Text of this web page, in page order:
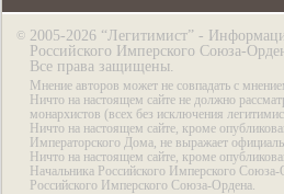
© 2005-2026 “Легитимист” -
Российского Имперского Союза-
Все права защищены.
Мнение авторов может не совпадать с
Ничто на настоящем сайте не должно
монархистов (всех без исключения
Ничто на настоящем сайте, кроме
Императорского Дома, не выражает
Ничто на настоящем сайте, кроме
Начальника Российского Имперского
Российского Имперского Союза-Ордена.